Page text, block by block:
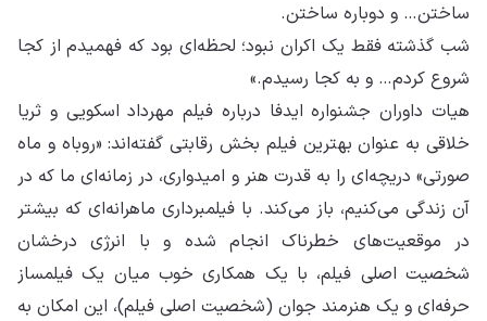
ساختن… و دوباره ساختن.
شب گذشته فقط یک اکران نبود؛ لحظه‌ای بود که فهمیدم از کجا
شروع کردم… و به کجا رسیدم.»
هیات داوران جشنواره ایدفا درباره فیلم مهرداد اسکویی و ثریا
خلاقی به عنوان بهترین فیلم بخش رقابتی گفته‌اند: «روباه و ماه
صورتی» دریچه‌ای را به قدرت هنر و امیدواری، در زمانه‌ای ما که در
آن زندگی می‌کنیم، باز می‌کند. با فیلمبرداری ماهرانه‌ای که بیشتر
در موقعیت‌های خطرناک انجام شده و با انرژی درخشان
شخصیت اصلی فیلم، با یک همکاری خوب میان یک فیلمساز
حرفه‌ای و یک هنرمند جوان (شخصیت اصلی فیلم)، این امکان به